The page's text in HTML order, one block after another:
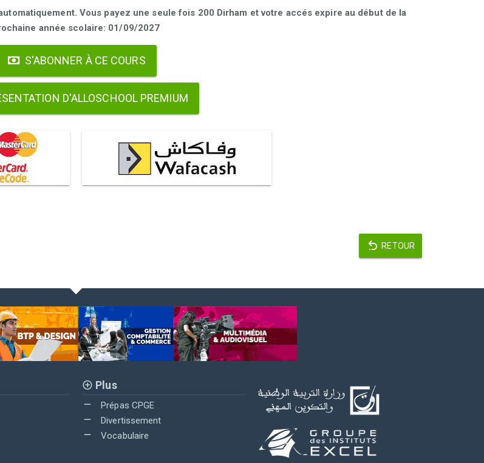
Vous payez une seule fois 200 Dirham et votre accés expire au début de la
année scolaire: 01/09/2027
S'ABONNER À CE COURS
D'ALLOSCHOOL PREMIUM
RETOUR
Plus
Prépas CPGE
Divertissement
Vocabulaire